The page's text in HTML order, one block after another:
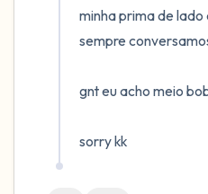
minha prima de lado
sempre
gnt eu acho meio
sorry kk